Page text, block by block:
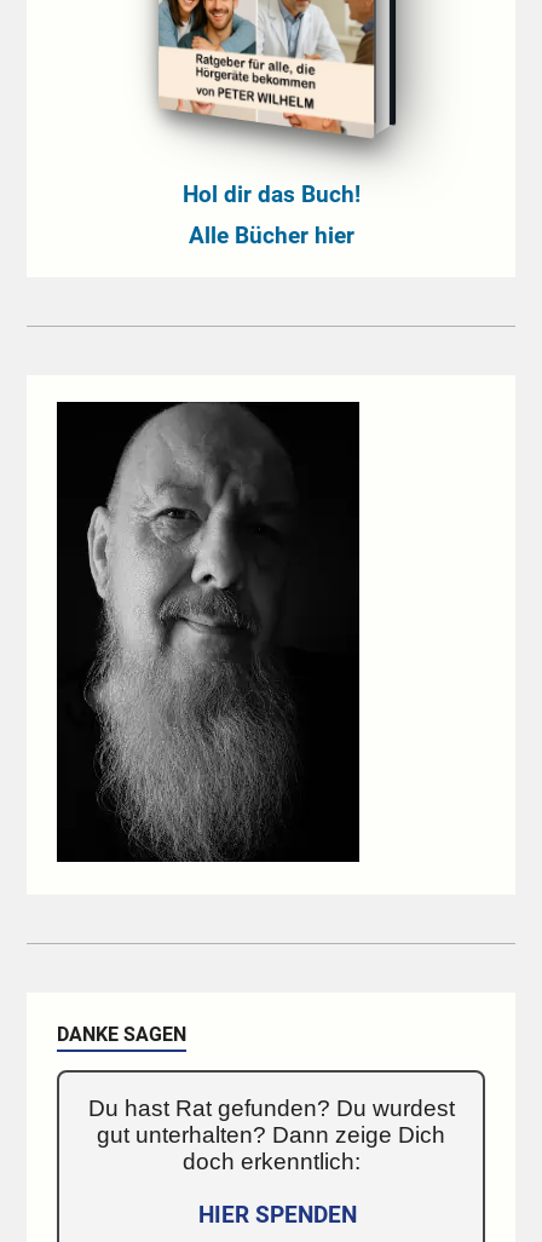
Hol dir das Buch!
Alle Bücher hier
DANKE SAGEN
Du hast Rat gefunden? Du wurdest
gut unterhalten? Dann zeige Dich
doch erkenntlich:
HIER SPENDEN